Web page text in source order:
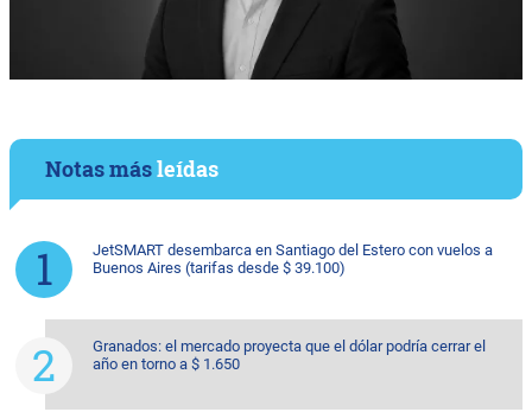
Notas másleídas
JetSMART desembarca en Santiago del Estero con vuelos a
Buenos Aires (tarifas desde $ 39.100)
Granados: el mercado proyecta que el dólar podría cerrar el
año en torno a $ 1.650